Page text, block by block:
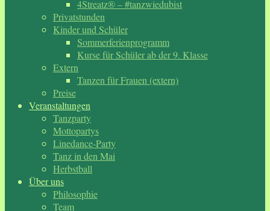
4Streatz® – #tanzwiedubist
Privatstunden
Kinder und Schüler
Sommerferienprogramm
Kurse für Schüler ab der 9. Klasse
Extern
Tanzen für Frauen (extern)
Preise
Veranstaltungen
Tanzparty
Mottopartys
Linedance-Party
Tanz in den Mai
Herbstball
Über uns
Philosophie
Team